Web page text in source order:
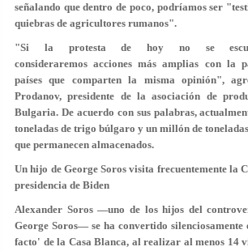
señalando que dentro de poco, podríamos ser
quiebras de agricultores rumanos".
"Si la protesta de hoy no se
consideraremosacciones más amplias con la
países que comparten la misma opinión",
Prodanov, presidente de la asociación de
Bulgaria. De acuerdo con sus palabras,
toneladas de trigo búlgaro y un millón de
que permanecen almacenados.
Un hijo de George Soros visita frecuentemente la
presidencia de Biden
Alexander Soros —uno de los hijos del
George Soros— se ha convertido
facto' de la Casa Blanca, al realizar al menos 14